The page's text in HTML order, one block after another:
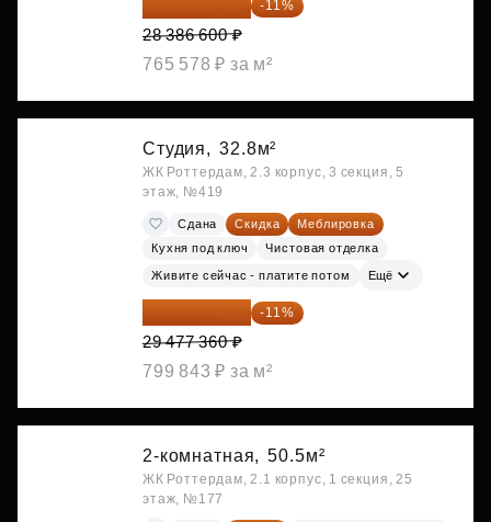
25 264 074 ₽ -11%
28 386 600 ₽
765 578 ₽ за м²
Студия, 32.8м²
ЖК Роттердам, 2.3 корпус, 3 секция, 5
этаж, №419
Сдана Скидка
Меблировка
Кухня под ключ
Чистовая отделка
Живите сейчас - платите потом Ещё
26 234 850 ₽ -11%
29 477 360 ₽
799 843 ₽ за м²
2-комнатная, 50.5м²
ЖК Роттердам, 2.1 корпус, 1 секция, 25
этаж, №177